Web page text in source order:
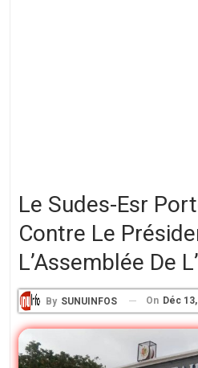
Le Sudes-Esr
Contre Le
L’Assemblée De
By SUNUINFOS On Déc